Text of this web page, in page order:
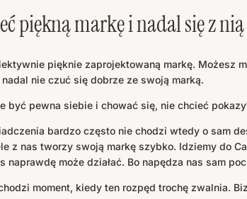
piękną markę i nadal się z
pięknie zaprojektowaną markę. Możesz
nie czuć się dobrze ze swoją marką.
być pewna siebie i chować się, nie chcieć
bardzo często nie chodzi wtedy o sam
z nas tworzy swoją markę szybko. Idziemy do
naprawdę może działać. Bo napędza nas sam
moment, kiedy ten rozpęd trochę zwalnia.